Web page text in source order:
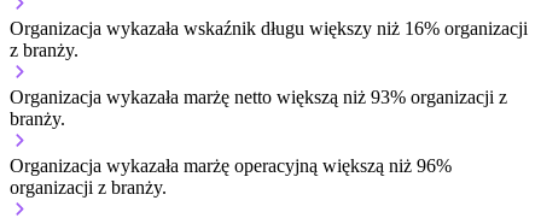
Organizacja wykazała wskaźnik długu większy niż 16% organizacji
z branży.
Organizacja wykazała marżę netto większą niż 93% organizacji z
branży.
Organizacja wykazała marżę operacyjną większą niż 96%
organizacji z branży.